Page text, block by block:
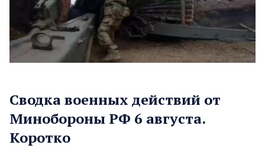
Сводка военных действий от
Минобороны РФ 6 августа.
Коротко